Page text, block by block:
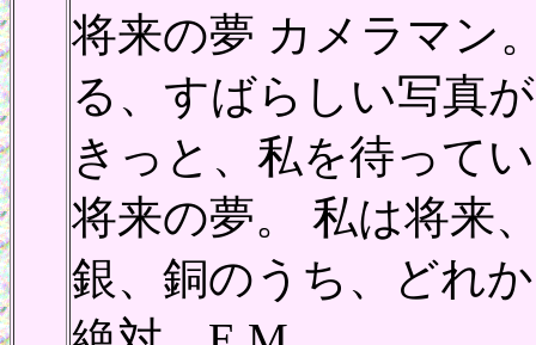
将来の夢 カメラマン
る、すばらしい写真
きっと、私を待って
将来の夢。 私は将来
銀、銅のうち、どれ